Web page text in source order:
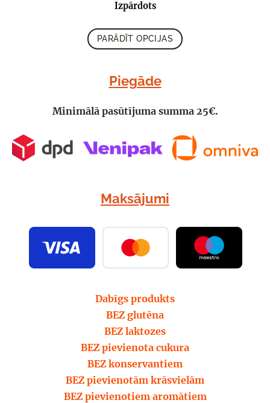
Piegāde
Minimālā pasūtījuma summa 25€.
Maksājumi
Dabīgs produkts
BEZ glutēna
BEZ laktozes
BEZ pievienota cukura
BEZ konservantiem
BEZ pievienotām krāsvielām
BEZ pievienotiem aromātiem
Izpārdots
PARĀDĪT OPCIJAS